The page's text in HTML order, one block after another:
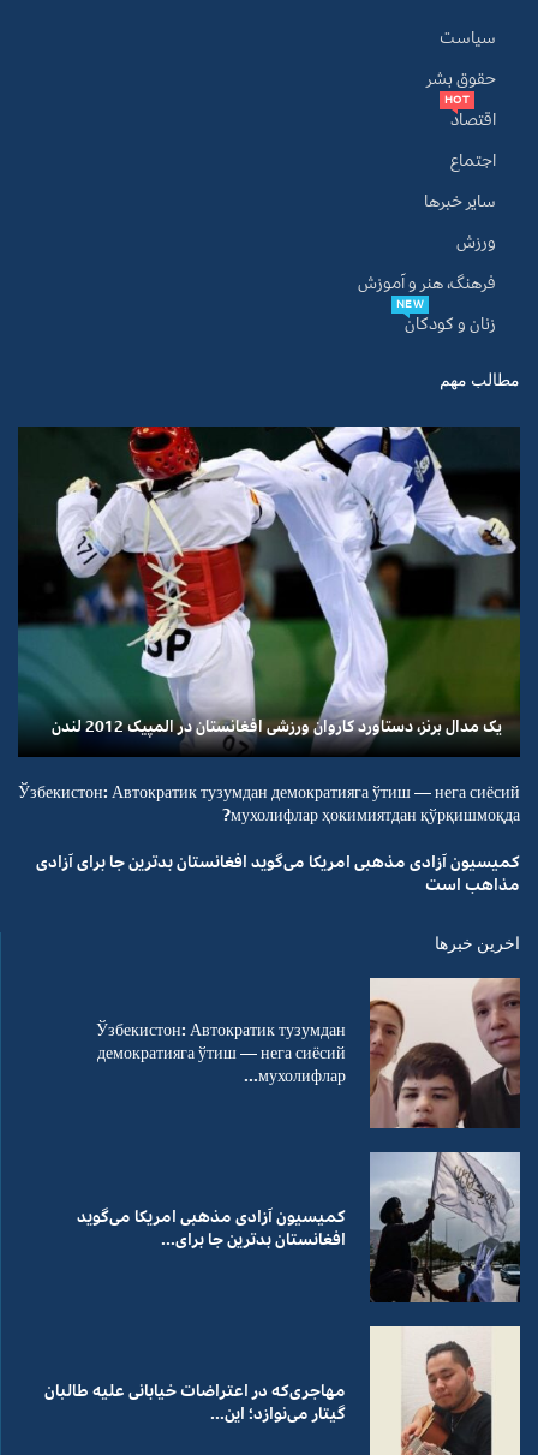
سیاست
حقوق بشر
اقتصاد
HOT
اجتماع
سایر خبرها
ورزش
فرهنگ، هنر و آموزش
زنان و کودکان
NEW
مطالب مهم
یک مدال برنز، دستاورد کاروان ورزشی افغانستان در المپیک 2012 لندن
Ўзбекистон: Автократик тузумдан демократияга ўтиш — нега сиёсий
мухолифлар ҳокимиятдан қўрқишмоқда?
کمیسیون آزادی مذهبی امریکا می‌گوید افغانستان بدترین جا برای آزادی
مذاهب است
اخرین خبرها
Ўзбекистон: Автократик тузумдан
демократияга ўтиш — нега сиёсий
мухолифлар...
کمیسیون آزادی مذهبی امریکا می‌گوید
افغانستان بدترین جا برای...
مهاجری‌که در اعتراضات خیابانی علیه طالبان
گیتار می‌نوازد؛ این...